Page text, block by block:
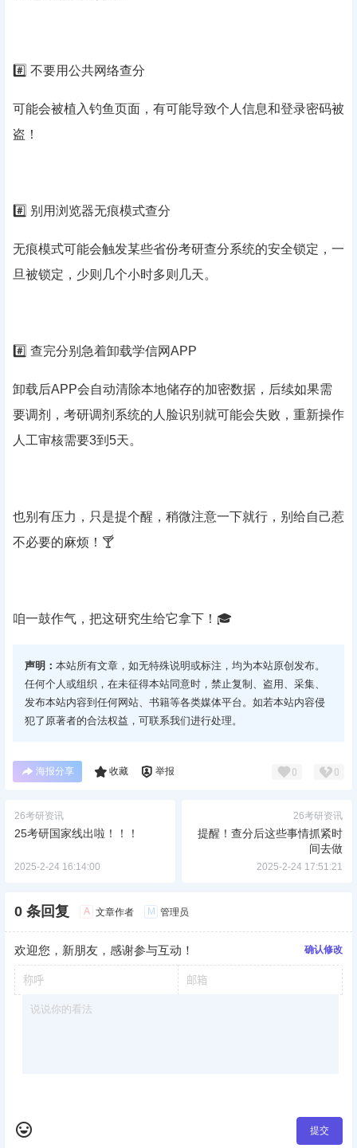
#️⃣ 不要用公共网络查分
可能会被植入钓鱼页面，有可能导致个人信息和登录密码被
盗！
#️⃣ 别用浏览器无痕模式查分
无痕模式可能会触发某些省份考研查分系统的安全锁定，一
旦被锁定，少则几个小时多则几天。
#️⃣ 查完分别急着卸载学信网APP
卸载后APP会自动清除本地储存的加密数据，后续如果需
要调剂，考研调剂系统的人脸识别就可能会失败，重新操作
人工审核需要3到5天。
也别有压力，只是提个醒，稍微注意一下就行，别给自己惹
不必要的麻烦！🍸
咱一鼓作气，把这研究生给它拿下！🎓
声明： 本站所有文章，如无特殊说明或标注，均为本站原创发布。
任何个人或组织，在未征得本站同意时，禁止复制、盗用、采集、
发布本站内容到任何网站、书籍等各类媒体平台。如若本站内容侵
犯了原著者的合法权益，可联系我们进行处理。
海报分享 收藏 举报 0 0
26考研资讯
25考研国家线出啦！！！
2025-2-24 16:14:00
26考研资讯
提醒！查分后这些事情抓紧时
间去做
2025-2-24 17:51:21
0 条回复 A 文章作者 M 管理员
欢迎您，新朋友，感谢参与互动！ 确认修改
提交